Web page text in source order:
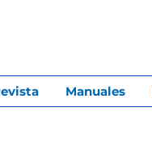
Manuales